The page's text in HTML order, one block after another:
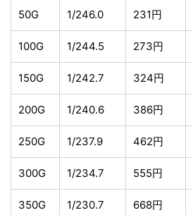
50G 1/246.0 231円
100G 1/244.5 273円
150G 1/242.7 324円
200G 1/240.6 386円
250G 1/237.9 462円
300G 1/234.7 555円
350G 1/230.7 668円